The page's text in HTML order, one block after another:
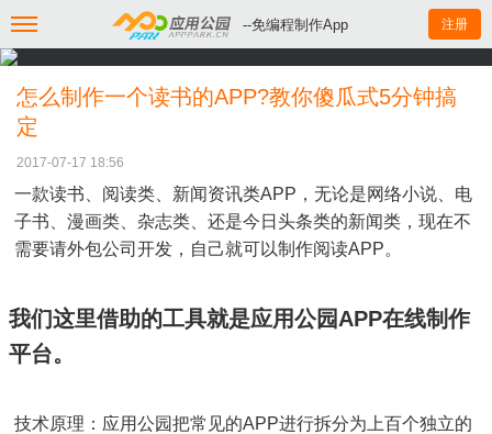
--免编程制作App 注册
怎么制作一个读书的APP?教你傻瓜式5分钟搞
定
2017-07-17 18:56
一款读书、阅读类、新闻资讯类APP，无论是网络小说、电
子书、漫画类、杂志类、还是今日头条类的新闻类，现在不
需要请外包公司开发，自己就可以制作阅读APP。
我们这里借助的工具就是应用公园APP在线制作
平台。
技术原理：应用公园把常见的APP进行拆分为上百个独立的